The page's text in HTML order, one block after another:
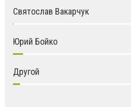
Святослав Вакарчук
Юрий Бойко
Другой